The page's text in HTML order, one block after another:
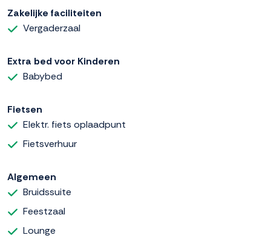
Zakelijke faciliteiten
Vergaderzaal
Extra bed voor Kinderen
Babybed
Fietsen
Elektr. fiets oplaadpunt
Fietsverhuur
Algemeen
Bruidssuite
Feestzaal
Lounge